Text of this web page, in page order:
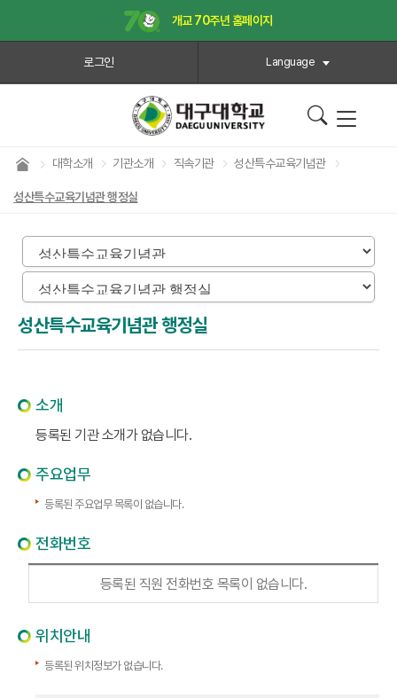
개교 70주년 홈페이지
로그인 Language
대학소개 기관소개 직속기관 성산특수교육기념관
성산특수교육기념관 행정실
성산특수교육기념관 행정실
소개
등록된 기관 소개가 없습니다.
주요업무
등록된 주요업무 목록이 없습니다.
전화번호
등록된 직원 전화번호 목록이 없습니다.
위치안내
등록된 위치정보가 없습니다.